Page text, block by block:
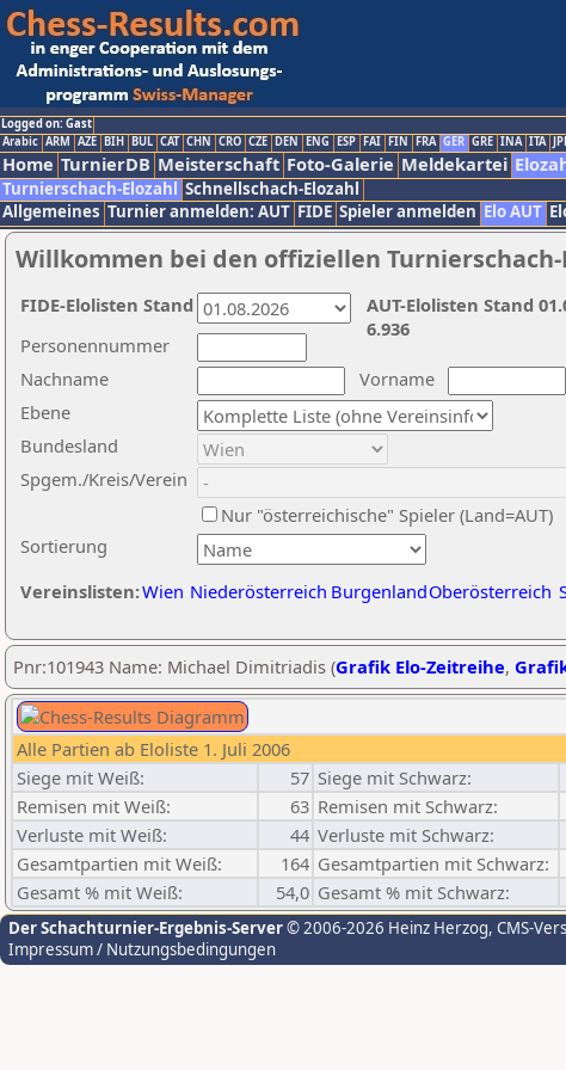
Logged on: Gast
Arabic ARM AZE BIH BUL CAT CHN CRO CZE DEN ENG ESP FAI FIN FRA GER GRE INA ITA
Home TurnierDB Meisterschaft Foto-Galerie Meldekartei
Turnierschach-Elozahl Schnellschach-Elozahl
Allgemeines Turnier anmelden: AUT FIDE Spieler anmelden Elo AUT
Willkommen bei den offiziellen Turnierschach-
Nachname
Vorname
Ebene
Sortierung
Personennummer
Bundesland
Spgem./Kreis/Verein
Nur "österreichische" Spieler (Land=AUT)
Vereinslisten:Wien Niederösterreich BurgenlandOberösterreich
AUT-Elolisten Stand
6.936
FIDE-Elolisten Stand
Pnr:101943 Name: Michael Dimitriadis (Grafik Elo-Zeitreihe,
Alle Partien ab Eloliste 1. Juli 2006
Siege mit Weiß:
57 Siege mit Schwarz:
Remisen mit Weiß:
63 Remisen mit Schwarz:
Verluste mit Weiß:
44 Verluste mit Schwarz:
Gesamtpartien mit Weiß:
164 Gesamtpartien mit Schwarz:
Gesamt % mit Weiß:
54,0 Gesamt % mit Schwarz:
Der Schachturnier-Ergebnis-Server© 2006-2026 Heinz Herzog, CMS-
Impressum / Nutzungsbedingungen